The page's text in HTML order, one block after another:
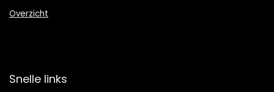
Overzicht
Snelle links